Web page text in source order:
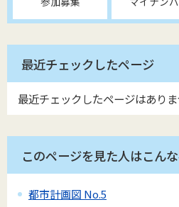
最近チェックしたページ
最近チェックしたページはありま
このページを見た人はこん
都市計画図 No.5